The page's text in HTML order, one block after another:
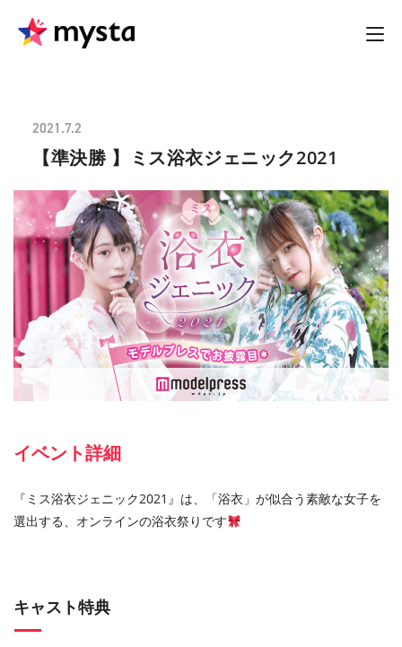
2021.7.2
【準決勝 】ミス浴衣ジェニック2021
イベント詳細
『ミス浴衣ジェニック2021』は、「浴衣」が似合う素敵な女子を
選出する、オンラインの浴衣祭りです
キャスト特典